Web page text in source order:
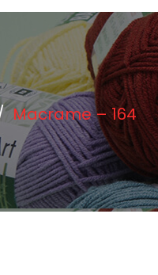
Macrame – 164